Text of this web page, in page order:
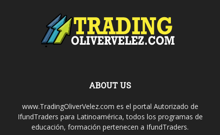
ABOUT US
www.TradingOliverVelez.com es el portal Autorizado de
IfundTraders para Latinoamérica, todos los programas de
educación, formación pertenecen a IfundTraders.